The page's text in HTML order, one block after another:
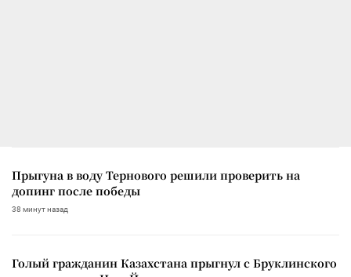
Прыгуна в воду Тернового решили проверить на
допинг после победы
38 минут назад
Голый гражданин Казахстана прыгнул с Бруклинского